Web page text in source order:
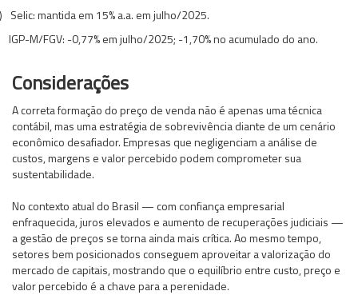
Selic: mantida em 15% a.a. em julho/2025.
IGP-M/FGV: -0,77% em julho/2025; -1,70% no acumulado do ano.
Considerações
A correta formação do preço de venda não é apenas uma técnica
contábil, mas uma estratégia de sobrevivência diante de um cenário
econômico desafiador. Empresas que negligenciam a análise de
custos, margens e valor percebido podem comprometer sua
sustentabilidade.
No contexto atual do Brasil — com confiança empresarial
enfraquecida, juros elevados e aumento de recuperações judiciais —
a gestão de preços se torna ainda mais crítica. Ao mesmo tempo,
setores bem posicionados conseguem aproveitar a valorização do
mercado de capitais, mostrando que o equilíbrio entre custo, preço e
valor percebido é a chave para a perenidade.